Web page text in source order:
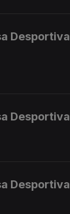
Desportiva
Desportiva
Desportiva